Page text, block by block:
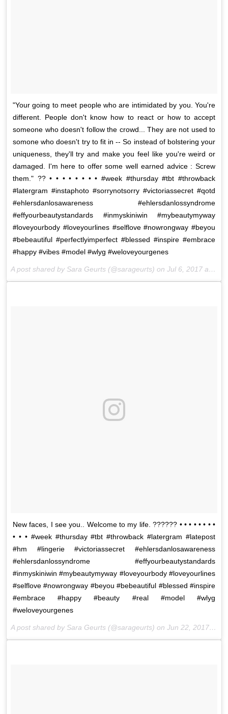
"Your going to meet people who are intimidated by you. You're
different. People don't know how to react or how to accept
someone who doesn't follow the crowd... They are not used to
somone who doesn't try to fit in -- So instead of bolstering your
uniqueness, they'll try and make you feel like you're weird or
damaged. I'm here to offer some well earned advice : Screw
them." ?? • • • • • • • • #week #thursday #tbt #throwback
#latergram #instaphoto #sorrynotsorry #victoriassecret #qotd
#ehlersdanlosawareness #ehlersdanlossyndrome
#effyourbeautystandards #inmyskiniwin #mybeautymyway
#loveyourbody #loveyourlines #selflove #nowrongway #beyou
#bebeautiful #perfectlyimperfect #blessed #inspire #embrace
#happy #vibes #model #wlyg #weloveyourgenes
A post shared by Sara Geurts (@sarageurts) on Jul 6, 2017 at 2:56pm PDT
New faces, I see you.. Welcome to my life. ?????? • • • • • • • •
• • • #week #thursday #tbt #throwback #latergram #latepost
#hm #lingerie #victoriassecret #ehlersdanlosawareness
#ehlersdanlossyndrome #effyourbeautystandards
#inmyskiniwin #mybeautymyway #loveyourbody #loveyourlines
#selflove #nowrongway #beyou #bebeautiful #blessed #inspire
#embrace #happy #beauty #real #model #wlyg
#weloveyourgenes
A post shared by Sara Geurts (@sarageurts) on Jun 22, 2017 at 10:36am PDT